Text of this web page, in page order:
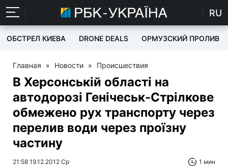
RU
ОБСТРЕЛ КИЕВА DRONE DEALS ОРМУЗСКИЙ ПРОЛИВ
Главная » Новости » Происшествия
В Херсонській області на
автодорозі Генічеськ-Стрілкове
обмежено рух транспорту через
перелив води через проїзну
частину
21:58 19.12.2012 Ср 1 мин